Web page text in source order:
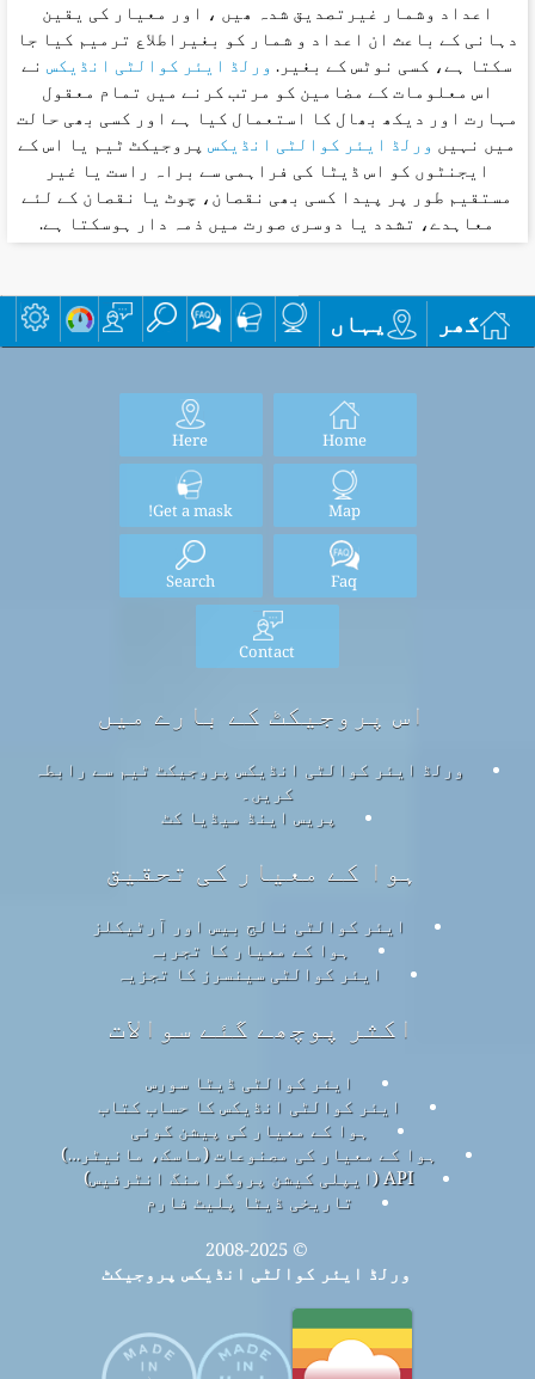
اعداد وشمار غیرتصدیق شدہ ھیں ، اور معیار کی یقین
دہانی کے باعث ان اعداد و شمار کو بغیراطلاع ترمیم کیا جا
سکتا ہے، کسی نوٹس کے بغیر.ورلڈ ایئر کوالٹی انڈیکسنے
اس معلومات کے مضامین کو مرتب کرنے میں تمام معقول
مہارت اور دیکھ بھال کا استعمال کیا ہے اور کسی بھی حالت
میں نہیںورلڈ ایئر کوالٹی انڈیکسپروجیکٹ ٹیم یا اس کے
ایجنٹوں کو اس ڈیٹا کی فراہمی سے براہ راست یا غیر
مستقیم طور پر پیدا کسی بھی نقصان، چوٹ یا نقصان کے لئے
معاہدے، تشدد یا دوسری صورت میں ذمہ دار ہوسکتا ہے.
گھر یہاں
Home
Here
Map
Get a mask!
Faq
Search
Contact
اس پروجیکٹ کے بارے میں
ورلڈ ایئر کوالٹی انڈیکس پروجیکٹ ٹیم سے رابطہ
کریں۔
پریس اینڈ میڈیا کٹ
ہوا کے معیار کی تحقیق
ایئر کوالٹی نالج بیس اور آرٹیکلز
ہوا کے معیار کا تجربہ
ایئر کوالٹی سینسرز کا تجزیہ
اکثر پوچھے گئے سوالات
ایئر کوالٹی ڈیٹا سورس
ایئر کوالٹی انڈیکس کا حساب کتاب
ہوا کے معیار کی پیشن گوئی
ہوا کے معیار کی مصنوعات (ماسک، مانیٹر…)
API (ایپلی کیشن پروگرامنگ انٹرفیس)
تاریخی ڈیٹا پلیٹ فارم
© 2008-2025
ورلڈ ایئر کوالٹی انڈیکس پروجیکٹ